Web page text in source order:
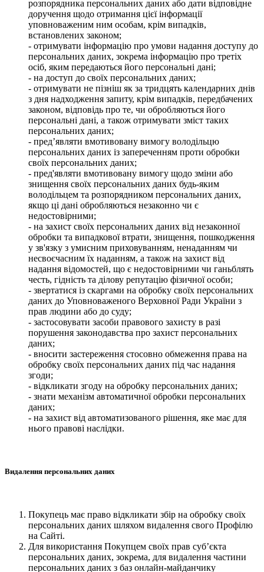
розпорядника персональних даних або дати відповідне
доручення щодо отримання цієї інформації
уповноваженим ним особам, крім випадків,
встановлених законом;
- отримувати інформацію про умови надання доступу до
персональних даних, зокрема інформацію про третіх
осіб, яким передаються його персональні дані;
- на доступ до своїх персональних даних;
- отримувати не пізніш як за тридцять календарних днів
з дня надходження запиту, крім випадків, передбачених
законом, відповідь про те, чи обробляються його
персональні дані, а також отримувати зміст таких
персональних даних;
- пред’являти вмотивовану вимогу володільцю
персональних даних із запереченням проти обробки
своїх персональних даних;
- пред'являти вмотивовану вимогу щодо зміни або
знищення своїх персональних даних будь-яким
володільцем та розпорядником персональних даних,
якщо ці дані обробляються незаконно чи є
недостовірними;
- на захист своїх персональних даних від незаконної
обробки та випадкової втрати, знищення, пошкодження
у зв'язку з умисним приховуванням, ненаданням чи
несвоєчасним їх наданням, а також на захист від
надання відомостей, що є недостовірними чи ганьблять
честь, гідність та ділову репутацію фізичної особи;
- звертатися із скаргами на обробку своїх персональних
даних до Уповноваженого Верховної Ради України з
прав людини або до суду;
- застосовувати засоби правового захисту в разі
порушення законодавства про захист персональних
даних;
- вносити застереження стосовно обмеження права на
обробку своїх персональних даних під час надання
згоди;
- відкликати згоду на обробку персональних даних;
- знати механізм автоматичної обробки персональних
даних;
- на захист від автоматизованого рішення, яке має для
нього правові наслідки.
Видалення персональних даних
Покупець має право відкликати збір на обробку своїх
персональних даних шляхом видалення свого Профілю
на Сайті.
Для використання Покупцем своїх прав суб’єкта
персональних даних, зокрема, для видалення частини
персональних даних з баз онлайн-майданчику